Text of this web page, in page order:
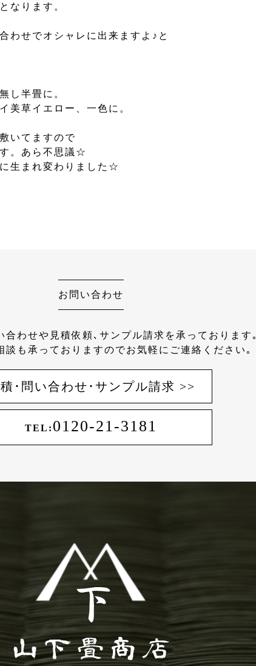
なります。
わせでオシャレに出来ますよ♪と
し半畳に。
美草イエロー、一色に。
敷いてますので
。あら不思議☆
生まれ変わりました☆
お問い合わせ
合わせや見積依頼､サンプル請求を承っております｡
談も承っておりますのでお気軽にご連絡ください｡
積･問い合わせ･サンプル請求 >>
TEL: 0120-21-3181